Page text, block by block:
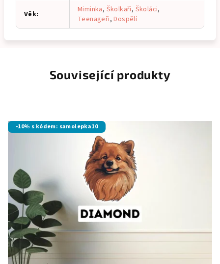
Věk: Miminka, Školkaři, Školáci,
Teenageři,Dospělí
Související produkty
-10% s kódem: samolepka10